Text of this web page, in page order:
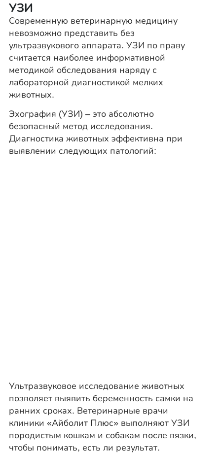
УЗИ
Современную ветеринарную медицину
невозможно представить без
ультразвукового аппарата. УЗИ по праву
считается наиболее информативной
методикой обследования наряду с
лабораторной диагностикой мелких
животных.
Эхография (УЗИ) – это абсолютно
безопасный метод исследования.
Диагностика животных эффективна при
выявлении следующих патологий:
Ультразвуковое исследование животных
позволяет выявить беременность самки на
ранних сроках. Ветеринарные врачи
клиники «Айболит Плюс» выполняют УЗИ
породистым кошкам и собакам после вязки,
чтобы понимать, есть ли результат.